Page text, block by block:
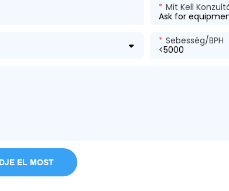
Mit Kell
Sebesség/BPH
EL MOST